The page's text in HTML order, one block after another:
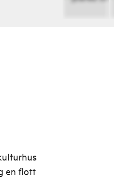
en flott